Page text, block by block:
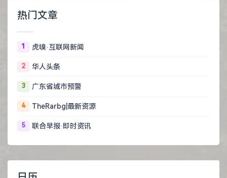
热门文章
1 虎嗅·互联网新闻
2 华人头条
3 广东省城市预警
4 TheRarbg|最新资源
5 联合早报·即时资讯